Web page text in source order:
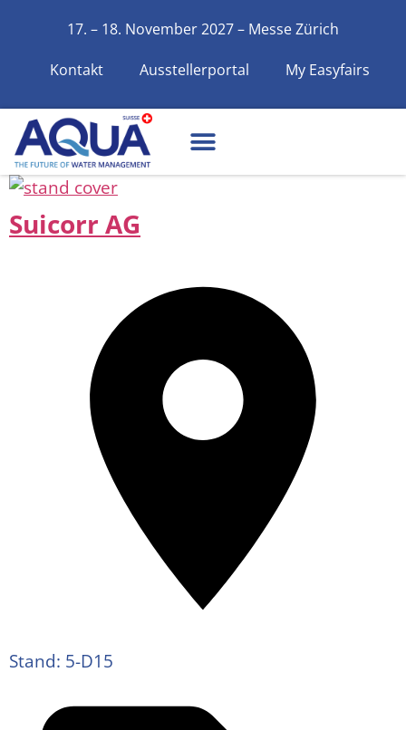
17. – 18. November 2027 – Messe Zürich
Kontakt Ausstellerportal My Easyfairs
Suicorr AG
Stand: 5-D15